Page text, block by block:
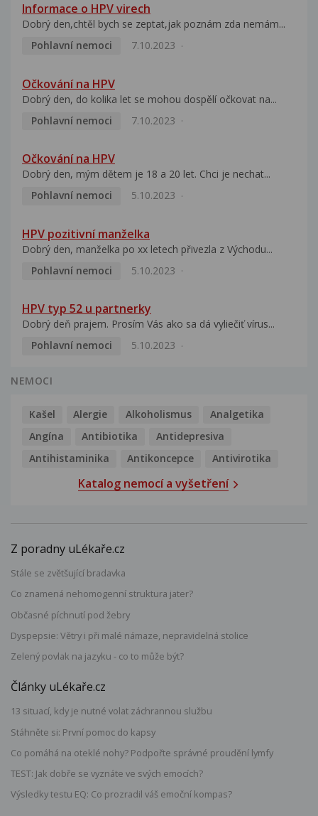
Informace o HPV virech
Dobrý den,chtěl bych se zeptat,jak poznám zda nemám...
Pohlavní nemoci
7.10.2023
Očkování na HPV
Dobrý den, do kolika let se mohou dospělí očkovat na...
Pohlavní nemoci
7.10.2023
Očkování na HPV
Dobrý den, mým dětem je 18 a 20 let. Chci je nechat...
Pohlavní nemoci
5.10.2023
HPV pozitivní manželka
Dobrý den, manželka po xx letech přivezla z Východu...
Pohlavní nemoci
5.10.2023
HPV typ 52 u partnerky
Dobrý deň prajem. Prosím Vás ako sa dá vyliečiť vírus...
Pohlavní nemoci
5.10.2023
NEMOCI
Kašel Alergie Alkoholismus
Analgetika
Angína
Antibiotika
Antidepresiva
Antihistaminika
Antikoncepce Antivirotika
Katalog nemocí a vyšetření
Z poradny uLékaře.cz
Stále se zvětšující bradavka
Co znamená nehomogenní struktura jater?
Občasné píchnutí pod žebry
Dyspepsie: Větry i při malé námaze, nepravidelná stolice
Zelený povlak na jazyku - co to může být?
Články uLékaře.cz
13 situací, kdy je nutné volat záchrannou službu
Stáhněte si: První pomoc do kapsy
Co pomáhá na oteklé nohy? Podpořte správné proudění lymfy
TEST: Jak dobře se vyznáte ve svých emocích?
Výsledky testu EQ: Co prozradil váš emoční kompas?